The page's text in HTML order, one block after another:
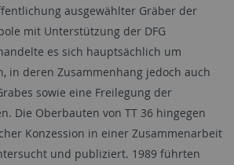
ausgewählter Gräber der
mit Unterstützung der DFG
es sich hauptsächlich um
in deren Zusammenhang jedoch auch
sowie eine Freilegung der
Die Oberbauten von TT 36 hingegen
Konzession in einer Zusammenarbeit
und publiziert. 1989 führten